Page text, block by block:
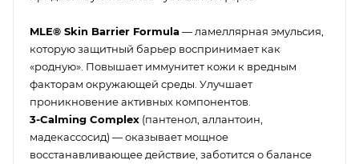
MLE® Skin Barrier Formula— ламеллярная эмульсия,
которую защитный барьер воспринимает как
«родную». Повышает иммунитет кожи к вредным
факторам окружающей среды. Улучшает
проникновение активных компонентов.
3-Calming Complex (пантенол, аллантоин,
мадекассосид) — оказывает мощное
восстанавливающее действие, заботится о балансе